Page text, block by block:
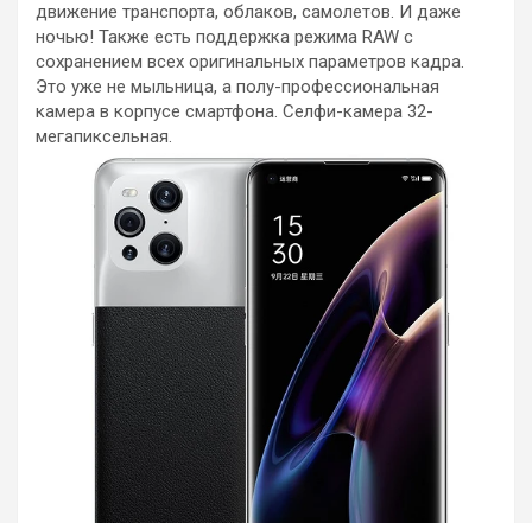
движение транспорта, облаков, самолетов. И даже
ночью! Также есть поддержка режима RAW с
сохранением всех оригинальных параметров кадра.
Это уже не мыльница, а полу-профессиональная
камера в корпусе смартфона. Селфи-камера 32-
мегапиксельная.